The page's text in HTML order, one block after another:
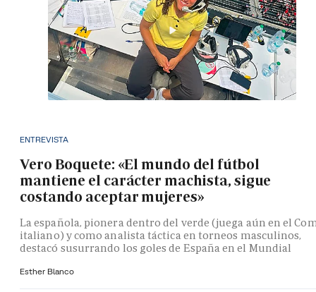
ENTREVISTA
Vero Boquete: «El mundo del fútbol
mantiene el carácter machista, sigue
costando aceptar mujeres»
La española, pionera dentro del verde (juega aún en el
italiano) y como analista táctica en torneos masculinos,
destacó susurrando los goles de España en el Mundial
Esther Blanco